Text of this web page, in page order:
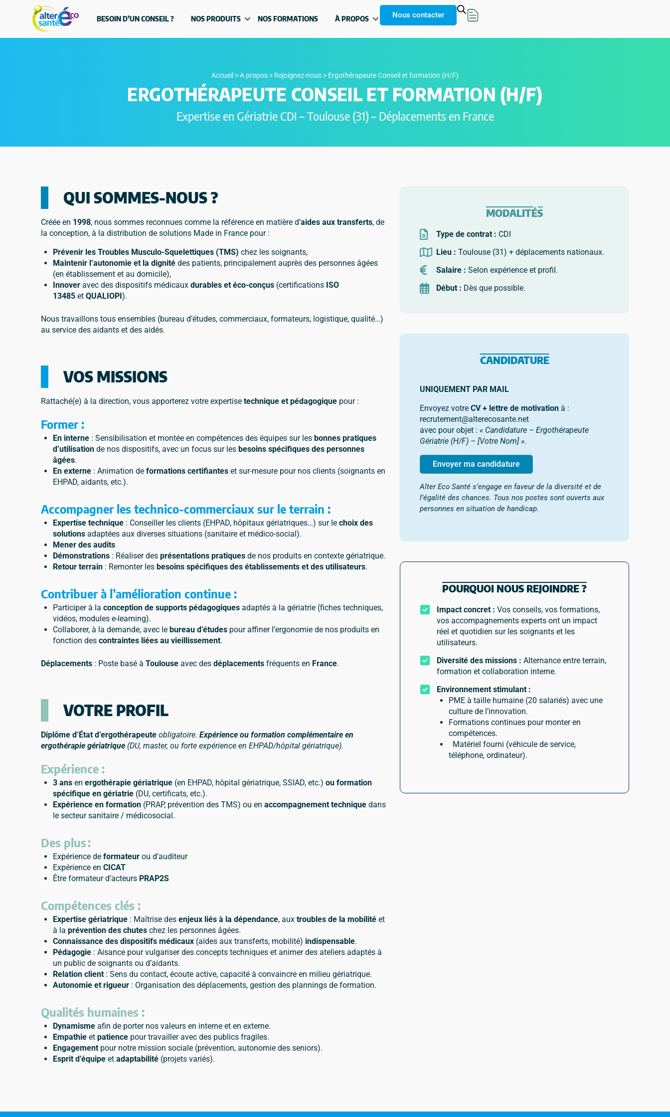
BESOIN D’UN CONSEIL ? NOS PRODUITS NOS FORMATIONS À PROPOS Nous contacter
Accueil >A propos > Rejoignez-nous > Ergothérapeute Conseil et formation (H/F)
ERGOTHÉRAPEUTE CONSEIL ET FORMATION (H/F)
Expertise en Gériatrie CDI – Toulouse (31) – Déplacements en France
QUI SOMMES-NOUS ?
Créée en 1998, nous sommes reconnues comme la référence en matière d’aides aux transferts, de
la conception, à la distribution de solutions Made in France pour :
Prévenir les Troubles Musculo-Squelettiques (TMS) chez les soignants,
Maintenir l’autonomie et la dignité des patients, principalement auprès des personnes âgées
(en établissement et au domicile),
Innover avec des dispositifs médicaux durables et éco-conçus (certifications ISO
13485 et QUALIOPI).
Nous travaillons tous ensembles (bureau d’études, commerciaux, formateurs, logistique, qualité…)
au service des aidants et des aidés.
VOS MISSIONS
Rattaché(e) à la direction, vous apporterez votre expertise technique et pédagogique pour :
Former :
En interne : Sensibilisation et montée en compétences des équipes sur les bonnes pratiques
d’utilisation de nos dispositifs, avec un focus sur les besoins spécifiques des personnes
âgées.
En externe : Animation de formations certifiantes et sur-mesure pour nos clients (soignants en
EHPAD, aidants, etc.).
Accompagner les technico-commerciaux sur le terrain :
Expertise technique : Conseiller les clients (EHPAD, hôpitaux gériatriques…) sur le choix des
solutions adaptées aux diverses situations (sanitaire et médico-social).
Mener des audits
Démonstrations : Réaliser des présentations pratiques de nos produits en contexte gériatrique.
Retour terrain : Remonter les besoins spécifiques des établissements et des utilisateurs.
Contribuer à l’amélioration continue :
Participer à la conception de supports pédagogiques adaptés à la gériatrie (fiches techniques,
vidéos, modules e-learning).
Collaborer, à la demande, avec le bureau d’études pour affiner l’ergonomie de nos produits en
fonction des contraintes liées au vieillissement.
Déplacements : Poste basé à Toulouse avec des déplacements fréquents en France.
VOTRE PROFIL
Diplôme d’État d’ergothérapeute obligatoire. Expérience ou formation complémentaire en
ergothérapie gériatrique (DU, master, ou forte expérience en EHPAD/hôpital gériatrique).
Expérience :
3 ans en ergothérapie gériatrique (en EHPAD, hôpital gériatrique, SSIAD, etc.) ou formation
spécifique en gériatrie (DU, certificats, etc.).
Expérience en formation (PRAP, prévention des TMS) ou en accompagnement technique dans
le secteur sanitaire / médicosocial.
Des plus :
Expérience de formateur ou d’auditeur
Expérience en CICAT
Être formateur d’acteurs PRAP2S
Compétences clés :
Expertise gériatrique : Maîtrise des enjeux liés à la dépendance, aux troubles de la mobilité et
à la prévention des chutes chez les personnes âgées.
Connaissance des dispositifs médicaux (aides aux transferts, mobilité) indispensable.
Pédagogie : Aisance pour vulgariser des concepts techniques et animer des ateliers adaptés à
un public de soignants ou d’aidants.
Relation client : Sens du contact, écoute active, capacité à convaincre en milieu gériatrique.
Autonomie et rigueur : Organisation des déplacements, gestion des plannings de formation.
Qualités humaines :
Dynamisme afin de porter nos valeurs en interne et en externe.
Empathie et patience pour travailler avec des publics fragiles.
Engagement pour notre mission sociale (prévention, autonomie des seniors).
Esprit d’équipe et adaptabilité (projets variés).
MODALITÉS
Type de contrat : CDI
Lieu : Toulouse (31) + déplacements nationaux.
Salaire : Selon expérience et profil.
Début : Dès que possible.
CANDIDATURE
UNIQUEMENT PAR MAIL
Envoyez votre CV + lettre de motivation à :
recrutement@alterecosante.net
avec pour objet : « Candidature – Ergothérapeute
Gériatrie (H/F) – [Votre Nom] ».
Envoyer ma candidature
Alter Eco Santé s’engage en faveur de la diversité et de
l’égalité des chances. Tous nos postes sont ouverts aux
personnes en situation de handicap.
POURQUOI NOUS REJOINDRE ?
Impact concret : Vos conseils, vos formations,
vos accompagnements experts ont un impact
réel et quotidien sur les soignants et les
utilisateurs.
Diversité des missions : Alternance entre terrain,
formation et collaboration interne.
Environnement stimulant :
PME à taille humaine (20 salariés) avec une
culture de l’innovation.
Formations continues pour monter en
compétences.
Matériel fourni (véhicule de service,
téléphone, ordinateur).